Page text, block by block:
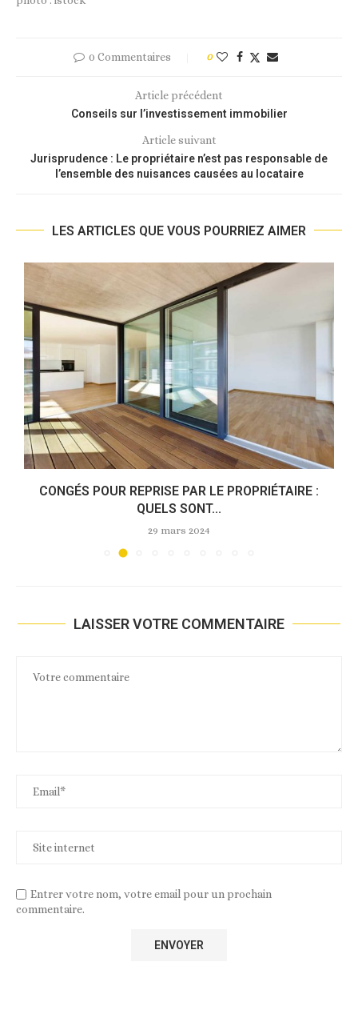
0 Commentaires 0
Article précédent
Conseils sur l’investissement immobilier
Article suivant
Jurisprudence : Le propriétaire n’est pas responsable de
l’ensemble des nuisances causées au locataire
LES ARTICLES QUE VOUS POURRIEZ AIMER
CONGÉS POUR REPRISE PAR LE PROPRIÉTAIRE :
QUELS SONT...
29 mars 2024
LAISSER VOTRE COMMENTAIRE
Entrer votre nom, votre email pour un prochain
commentaire.